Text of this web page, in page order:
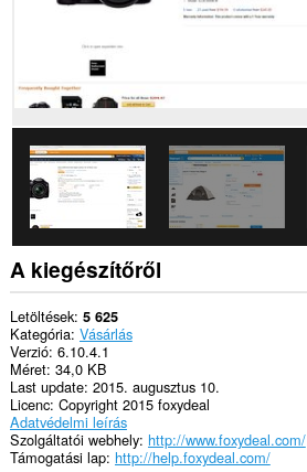
kiegészítő
lapokhoz
böngészési
tevékenységhez.
A kiegészítőről
Letöltések 5 625
Kategória Vásárlás
Verzió 6.10.4.1
Méret 34,0 KB
Last update 2015. augusztus 10.
Licenc Copyright 2015 foxydeal
Adatvédelmi leírás
Szolgáltatói webhely http://www.foxydeal.com/
Támogatási lap http://help.foxydeal.com/